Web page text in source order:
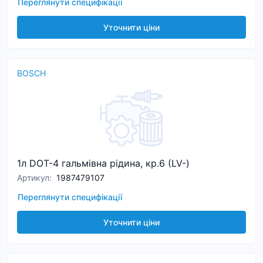
Переглянути специфікації
Уточнити ціни
BOSCH
1л DOT-4 гальмівна рідина, кр.6 (LV-)
Артикул: 1987479107
Переглянути специфікації
Уточнити ціни